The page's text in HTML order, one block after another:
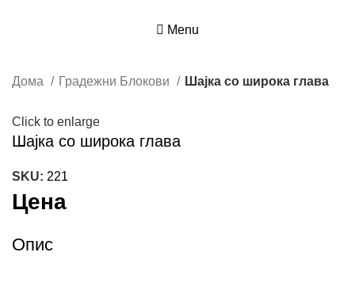
Menu
Дома Градежни Блокови Шајка со широка глава
Click to enlarge
Шајка со широка глава
SKU: 221
Цена
Опис